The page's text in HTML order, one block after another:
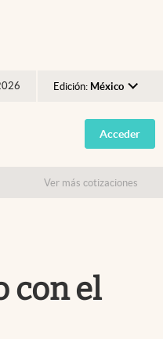
Edición: México
Argentina
España
USA
Acceder
Ver más cotizaciones
con el